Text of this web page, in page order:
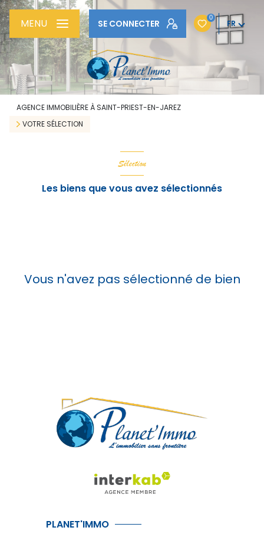
SE CONNECTER
0
FR
MENU
AGENCE IMMOBILIÈRE À SAINT-PRIEST-EN-JAREZ
VOTRE SÉLECTION
Sélection
Les biens que vous avez sélectionnés
Vous n'avez pas sélectionné de bien
PLANET'IMMO